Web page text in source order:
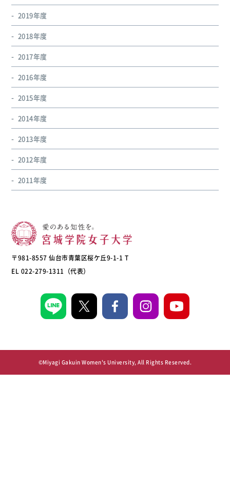
2019年度
2018年度
2017年度
2016年度
2015年度
2014年度
2013年度
2012年度
2011年度
〒981-8557 仙台市青葉区桜ケ丘9-1-1 T
EL 022-279-1311（代表）
©Miyagi Gakuin Women's University, All Rights Reserved.